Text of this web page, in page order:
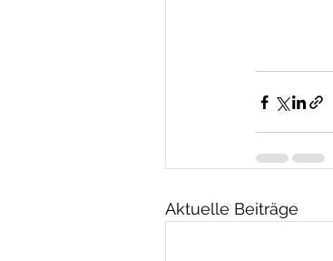
Aktuelle Beiträge